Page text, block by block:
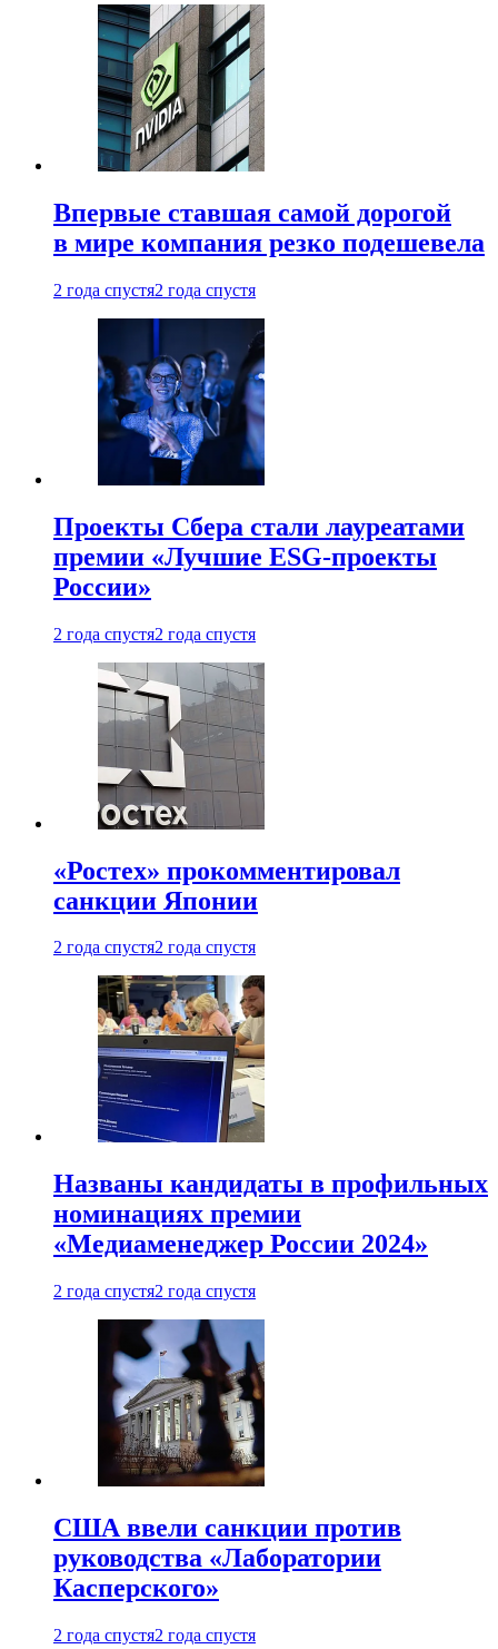
Впервые ставшая самой дорогой
в мире компания резко подешевела
2 года спустя2 года спустя
Проекты Сбера стали лауреатами
премии «Лучшие ESG-проекты
России»
2 года спустя2 года спустя
«Ростех» прокомментировал
санкции Японии
2 года спустя2 года спустя
Названы кандидаты в профильных
номинациях премии
«Медиаменеджер России 2024»
2 года спустя2 года спустя
США ввели санкции против
руководства «Лаборатории
Касперского»
2 года спустя2 года спустя